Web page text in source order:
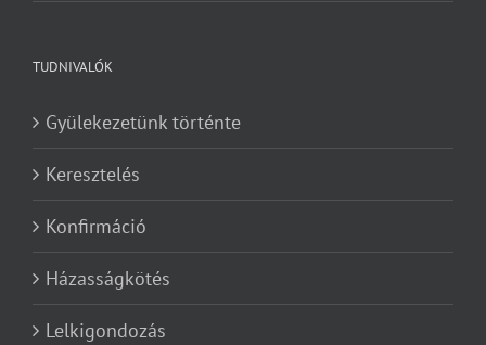
TUDNIVALÓK
Gyülekezetünk történte
Keresztelés
Konfirmáció
Házasságkötés
Lelkigondozás